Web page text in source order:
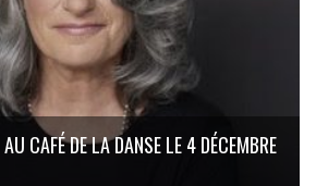
CAFÉ DE LA DANSE LE 4 DÉCEMBRE